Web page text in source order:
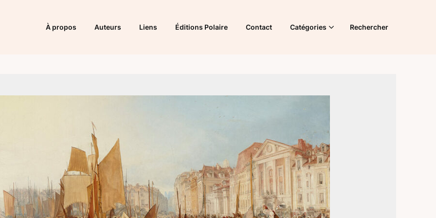
À propos Auteurs Liens Éditions Polaire Contact Catégories Rechercher